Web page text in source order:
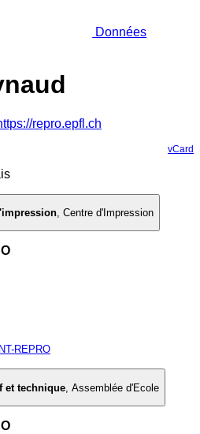
Données
repro.epfl.ch
vCard
, Centre d'Impression
INT-REPRO
et technique Assemblée d'Ecole